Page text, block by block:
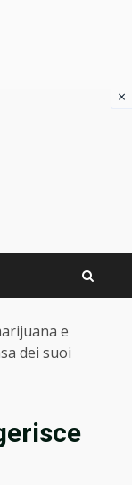
e
dei suoi
×